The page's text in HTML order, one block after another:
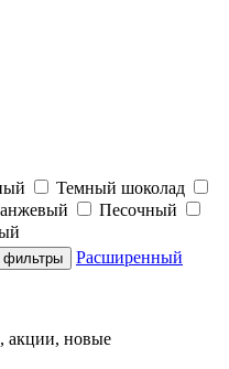
Темный шоколад
Песочный
Расширенный
акции, новые